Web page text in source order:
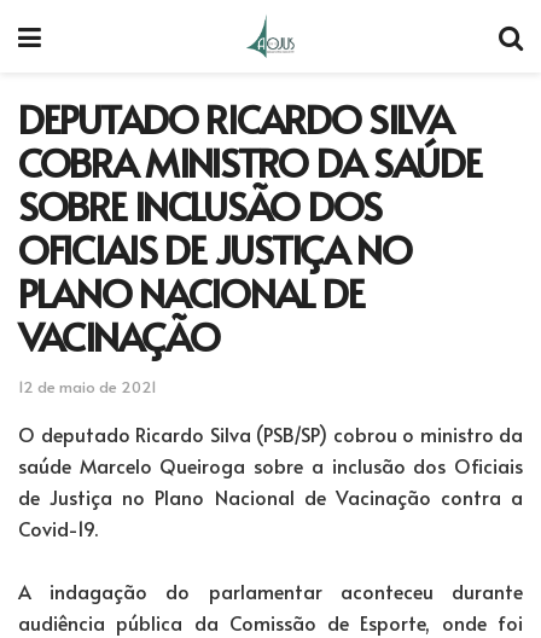
DEPUTADO RICARDO SILVA
COBRA MINISTRO DA SAÚDE
SOBRE INCLUSÃO DOS
OFICIAIS DE JUSTIÇA NO
PLANO NACIONAL DE
VACINAÇÃO
12 de maio de 2021
O deputado Ricardo Silva (PSB/SP) cobrou o ministro da
saúde Marcelo Queiroga sobre a inclusão dos Oficiais
de Justiça no Plano Nacional de Vacinação contra a
Covid-19.
A indagação do parlamentar aconteceu durante
audiência pública da Comissão de Esporte, onde foi